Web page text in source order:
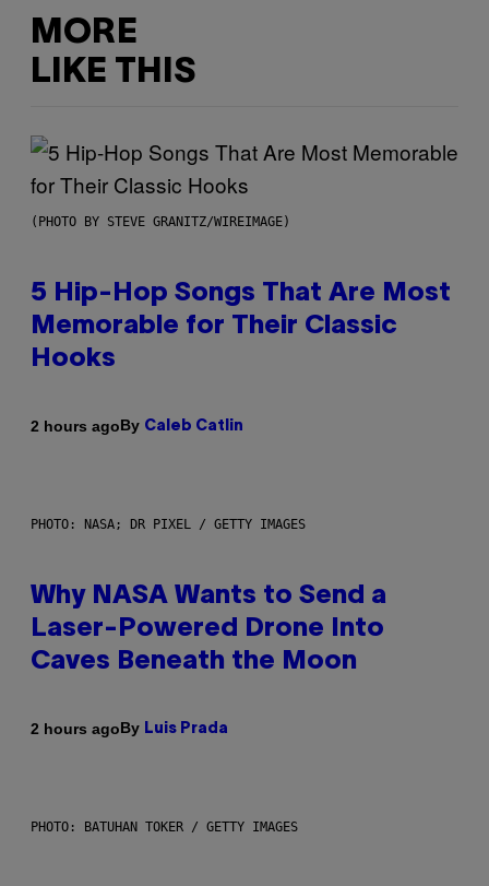
MORE
LIKE THIS
(PHOTO BY STEVE GRANITZ/WIREIMAGE)
5 Hip-Hop Songs That Are Most
Memorable for Their Classic
Hooks
2 hours agoBy Caleb Catlin
PHOTO: NASA; DR PIXEL / GETTY IMAGES
Why NASA Wants to Send a
Laser-Powered Drone Into
Caves Beneath the Moon
2 hours agoBy Luis Prada
PHOTO: BATUHAN TOKER / GETTY IMAGES